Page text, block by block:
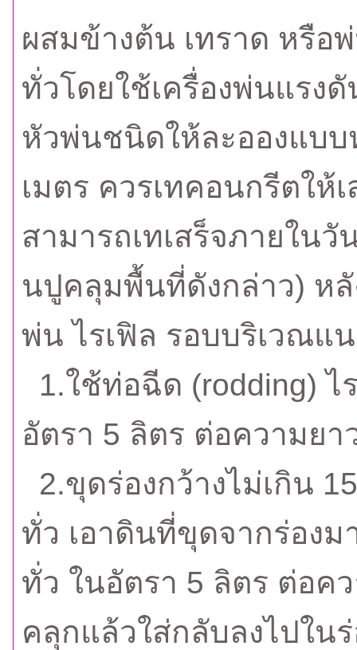
ผสมข้างต้น เทราด หรือ
ทั่วโดยใช้เครื่องพ่นแรง
หัวพ่นชนิดให้ละอองแบบ
เมตร ควรเทคอนกรีตให้
สามารถเทเสร็จภายใน
นปูคลุมพื้นที่ดังกล่าว) ห
พ่น ไรเฟิล รอบบริเวณแ
1.ใช้ท่อฉีด (rodding)
อัตรา 5 ลิตร ต่อความยา
2.ขุดร่องกว้างไม่เกิน
ทั่ว เอาดินที่ขุดจากร่อง
ทั่ว ในอัตรา 5 ลิตร ต่อค
คลุกแล้วใส่กลับลงไปใน